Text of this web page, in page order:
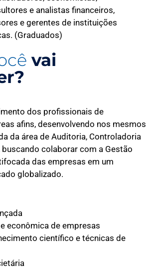
e analistas financeiros,
e gerentes de instituições
(Graduados)
vai
dos profissionais de
afins, desenvolvendo nos mesmos
da área de Auditoria, Controladoria
buscando colaborar com a Gestão
das empresas em um
globalizado.
econômica de empresas
científico e técnicas de